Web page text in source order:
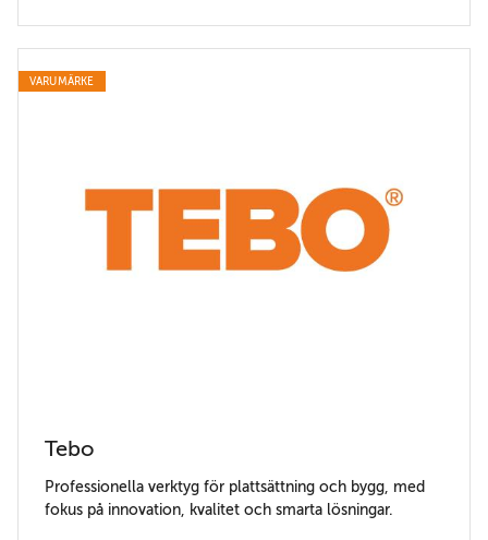
VARUMÄRKE
Tebo
Professionella verktyg för plattsättning och bygg, med
fokus på innovation, kvalitet och smarta lösningar.